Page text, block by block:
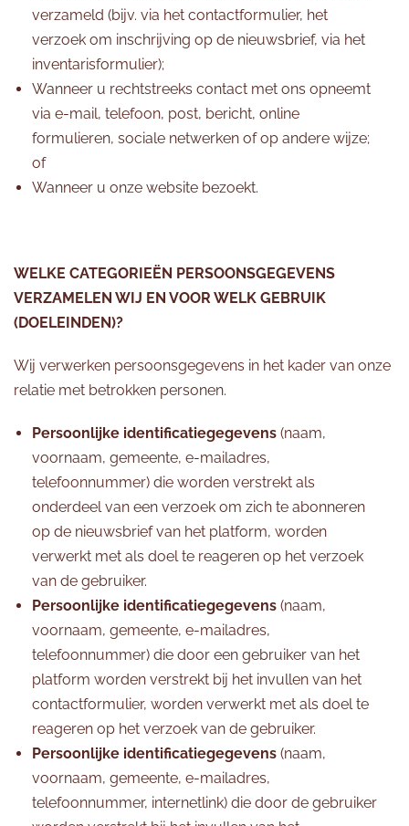
verzameld (bijv. via het contactformulier, het
verzoek om inschrijving op de nieuwsbrief, via het
inventarisformulier);
Wanneer u rechtstreeks contact met ons opneemt
via e-mail, telefoon, post, bericht, online
formulieren, sociale netwerken of op andere wijze;
of
Wanneer u onze website bezoekt.
WELKE CATEGORIEËN PERSOONSGEGEVENS
VERZAMELEN WIJ EN VOOR WELK GEBRUIK
(DOELEINDEN)?
Wij verwerken persoonsgegevens in het kader van onze
relatie met betrokken personen.
Persoonlijke identificatiegegevens (naam,
voornaam, gemeente, e-mailadres,
telefoonnummer) die worden verstrekt als
onderdeel van een verzoek om zich te abonneren
op de nieuwsbrief van het platform, worden
verwerkt met als doel te reageren op het verzoek
van de gebruiker.
Persoonlijke identificatiegegevens (naam,
voornaam, gemeente, e-mailadres,
telefoonnummer) die door een gebruiker van het
platform worden verstrekt bij het invullen van het
contactformulier, worden verwerkt met als doel te
reageren op het verzoek van de gebruiker.
Persoonlijke identificatiegegevens (naam,
voornaam, gemeente, e-mailadres,
telefoonnummer, internetlink) die door de gebruiker